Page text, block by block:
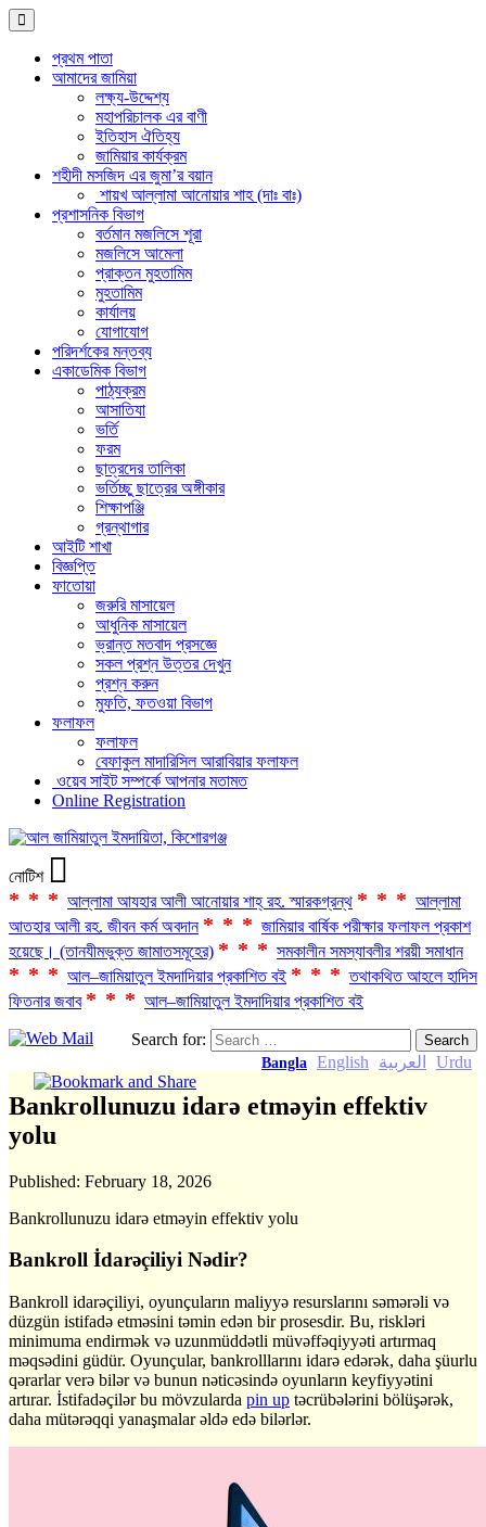
প্রথম পাতা
আমাদের জামিয়া
লক্ষ্য-উদ্দেশ্য
মহাপরিচালক এর বাণী
ইতিহাস ঐতিহ্য
জামিয়ার কার্যক্রম
শহীদী মসজিদ এর জুমা’র বয়ান
শায়খ আল্লামা আনোয়ার শাহ (দাঃ বাঃ)
প্রশাসনিক বিভাগ
বর্তমান মজলিসে শূরা
মজলিসে আমেলা
প্রাক্তন মুহতামিম
মুহতামিম
কার্যালয়
যোগাযোগ
পরিদর্শকের মন্তব্য
একাডেমিক বিভাগ
পাঠ্যক্রম
আসাতিযা
ভর্তি
ফরম
ছাত্রদের তালিকা
ভর্তিচ্ছু ছাত্রের অঙ্গীকার
শিক্ষাপঞ্জি
গ্রন্থাগার
আইটি শাখা
বিজ্ঞপ্তি
ফাতোয়া
জরুরি মাসায়েল
আধুনিক মাসায়েল
ভ্রান্ত মতবাদ প্রসজ্ঞে
সকল প্রশ্ন উত্তর দেখুন
প্রশ্ন করুন
মুফতি, ফতওয়া বিভাগ
ফলাফল
ফলাফল
বেফাকুল মাদারিসিল আরাবিয়ার ফলাফল
ওয়েব সাইট সম্পর্কে আপনার মতামত
Online Registration
নোটিশ
*** আল্লামা আযহার আলী আনোয়ার শাহ্‌ রহ. স্মারকগ্রন্থ *** আল্লামা
আতহার আলী রহ. জীবন কর্ম অবদান *** জামিয়ার বার্ষিক পরীক্ষার ফলাফল প্রকাশ
হয়েছে। (তানযীমভুক্ত জামাতসমূহের) *** সমকালীন সমস্যাবলীর শরয়ী সমাধান
*** আল–জামিয়াতুল ইমদাদিয়ার প্রকাশিত বই ***তথাকথিত আহলে হাদিস
ফিতনার জবাব *** আল–জামিয়াতুল ইমদাদিয়ার প্রকাশিত বই
Search for:
Bangla English العربية Urdu
Bankrollunuzu idarə etməyin effektiv
yolu
Published: February 18, 2026
Bankrollunuzu idarə etməyin effektiv yolu
Bankroll İdarəçiliyi Nədir?
Bankroll idarəçiliyi, oyunçuların maliyyə resurslarını səmərəli və
düzgün istifadə etməsini təmin edən bir prosesdir. Bu, riskləri
minimuma endirmək və uzunmüddətli müvəffəqiyyəti artırmaq
məqsədini güdür. Oyunçular, bankrolllarını idarə edərək, daha şüurlu
qərarlar verə bilər və bunun nəticəsində oyunların keyfiyyətini
artırar. İstifadəçilər bu mövzularda pin up təcrübələrini bölüşərək,
daha mütərəqqi yanaşmalar əldə edə bilərlər.